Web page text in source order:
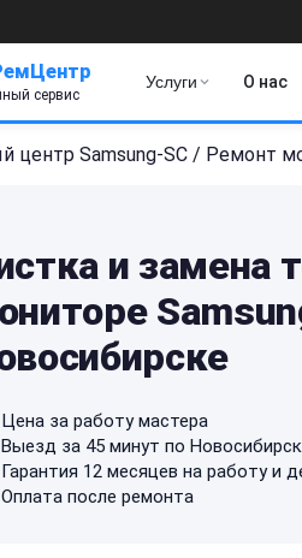
сервис
Услуги О нас
центр Samsung-SC / Ремонт
и замена
Цена за работу мастера
Выезд за 45 минут по
Гарантия 12 месяцев на работу и
Оплата после ремонта